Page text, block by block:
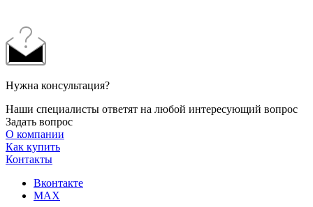
Нужна консультация?
Наши специалисты ответят на любой интересующий вопрос
Задать вопрос
О компании
Как купить
Контакты
Вконтакте
MAX